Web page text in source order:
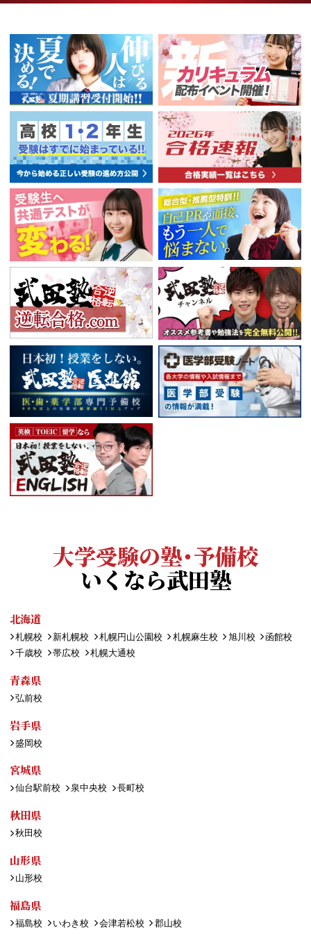
大学受験の塾・予備校
いくなら武田塾
北海道
札幌校 新札幌校 札幌円山公園校 札幌麻生校 旭川校
函館校
千歳校
帯広校 札幌大通校
青森県
弘前校
岩手県
盛岡校
宮城県
仙台駅前校 泉中央校 長町校
秋田県
秋田校
山形県
山形校
福島県
福島校 いわき校 会津若松校 郡山校